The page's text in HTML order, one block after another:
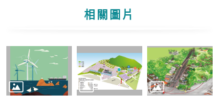
宣
隱
私
相關圖片